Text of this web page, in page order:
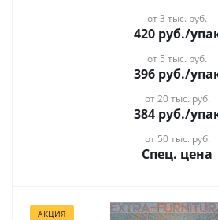
от 3 тыс. руб.
420руб./
от 5 тыс. руб.
396руб./
от 20 тыс. руб.
384руб./
от 50 тыс. руб.
Спец. цена
АКЦИЯ